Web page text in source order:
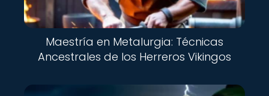
Maestría en Metalurgia: Técnicas
Ancestrales de los Herreros Vikingos